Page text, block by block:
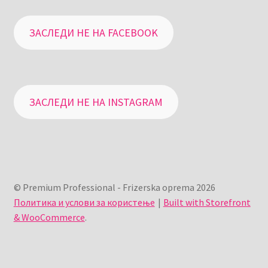
ЗАСЛЕДИ НЕ НА FACEBOOK
ЗАСЛЕДИ НЕ НА INSTAGRAM
© Premium Professional - Frizerska oprema 2026
Политика и услови за користење
Built with Storefront
& WooCommerce.